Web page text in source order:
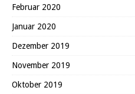
Februar 2020
Januar 2020
Dezember 2019
November 2019
Oktober 2019